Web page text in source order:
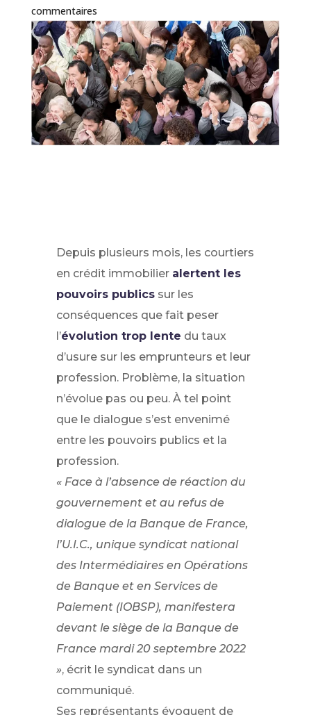
commentaires
Depuis plusieurs mois, les courtiers
en crédit immobilier alertent les
pouvoirs publicssur les
conséquences que fait peser
l’évolution trop lente du taux
d’usure sur les emprunteurs et leur
profession. Problème, la situation
n’évolue pas ou peu. À tel point
que le dialogue s’est envenimé
entre les pouvoirs publics et la
profession.
« Face à l’absence de réaction du
gouvernement et au refus de
dialogue de la Banque de France,
l’U.I.C., unique syndicat national
des Intermédiaires en Opérations
de Banque et en Services de
Paiement (IOBSP), manifestera
devant le siège de la Banque de
France mardi 20 septembre 2022
», écrit le syndicat dans un
communiqué.
Ses représentants évoquent de